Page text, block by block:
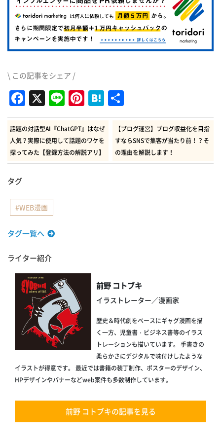
\ この記事をシェア /
Facebook
X LinePinterest
Hatena
有
話題の対話型AI『ChatGPT』はなぜ
人気？実際に使用して話題のワケを
探ってみた【登録方法の解説アリ】
【ブログ運営】ブログ収益化を目指
すならSNSで集客が当たり前！？そ
の理由を解説します！
タグ
WEB漫画
タグ一覧へ
ライター紹介
前野 コトブキ
イラストレーター／漫画家
歴史＆時代劇をベースにギャグ漫画を描
く一方、児童書・ビジネス書等のイラス
トレーションも描いています。 手書きの
柔らかさにデジタルで味付けしたような
イラストが得意です。 最近では書籍の装丁制作、ポスターのデザイン、
HPデザインやバナーなどweb案件も多数制作しています。
前野 コトブキの記事を見る